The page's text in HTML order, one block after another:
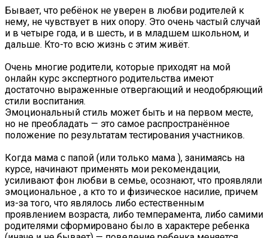
Бывает, что ребёнок не уверен в любви родителей к
нему, не чувствует в них опору. Это очень частый случай
и в четыре года, и в шесть, и в младшем школьном, и
дальше. Кто-то всю жизнь с этим живёт.
Очень многие родители, которые приходят на мой
онлайн курс экспертного родительства имеют
достаточно выраженные отвергающий и неодобряющий
стили воспитания.
Эмоциональный стиль может быть и на первом месте,
но не преобладать — это самое распространённое
положение по результатам тестирования участников.
Когда мама с папой (или только мама ), занимаясь на
курсе, начинают применять мои рекомендации,
усиливают фон любви в семье, осознают, что проявляли
эмоциональное , а кто то и физическое насилие, причем
из-за того, что являлось либо естественным
проявлением возраста, либо темперамента, либо самими
родителями сформировано было в характере ребенка